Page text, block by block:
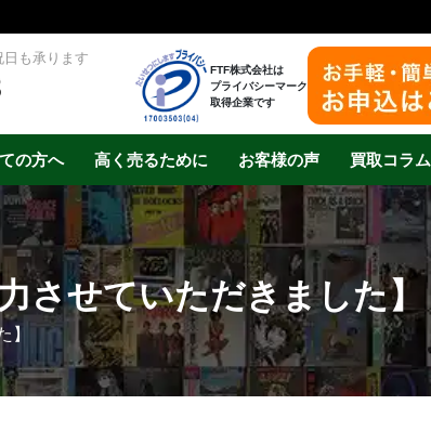
FTF株式会社は
プライバシーマーク
取得企業です
も承ります
の方へ 高く売るために お客様の声 買取コラム
させていただきました】
】